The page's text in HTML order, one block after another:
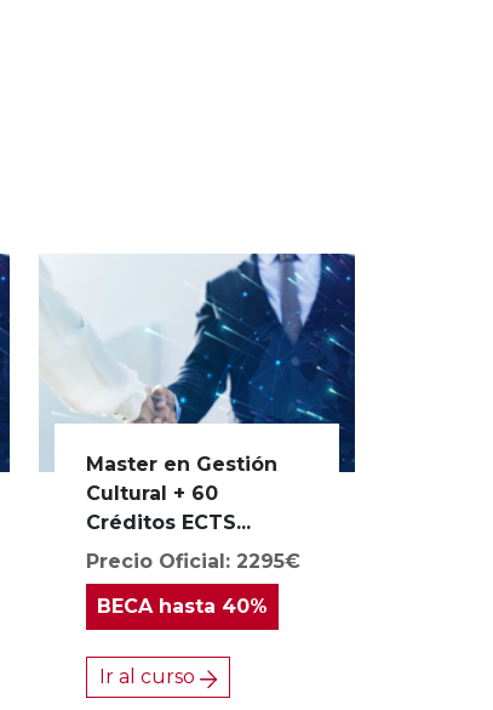
Master en Gestión
Cultural + 60
Créditos ECTS...
Precio Oficial: 2295€
BECAhasta 40%
Ir al curso